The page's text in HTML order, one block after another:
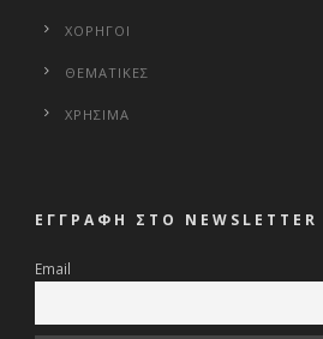
ΧΟΡΗΓΟΙ
ΘΕΜΑΤΙΚΕΣ
ΧΡΗΣΙΜΑ
ΕΓΓΡΑΦΗ ΣΤΟ NEWSLETTER
Email